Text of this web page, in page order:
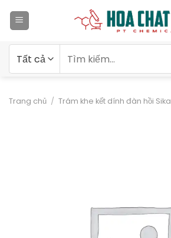
qua
kiếm:
Trang chủ / Trám khe kết dính đàn hồi Sika